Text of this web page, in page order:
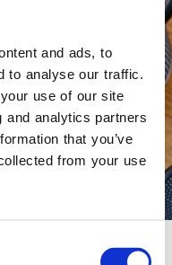
and ads, to
to analyse our traffic.
use of our site
and analytics partners
that you’ve
from your use
tekannor, går att diska